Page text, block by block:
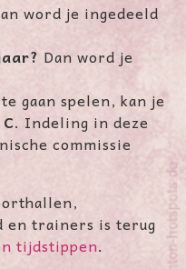
word je ingedeeld
Dan word je
gaan spelen, kan je
. Indeling in deze
commissie
en trainers is terug
tijdstippen.